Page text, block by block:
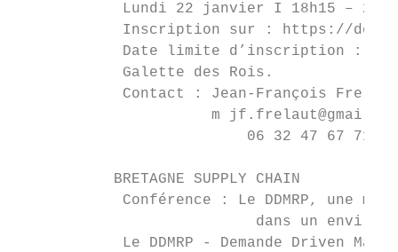
Lundi 22 janvier I 18h15 –
Inscription sur : https://
Date limite d’inscription :
            Galette des Rois.
            Contact : Jean-François Frelaut
m
                          06 32 47 67 71
           BRETAGNE SUPPLY CHAIN
Conférence : Le DDMRP, une
dans un
Le DDMRP - Demande Driven